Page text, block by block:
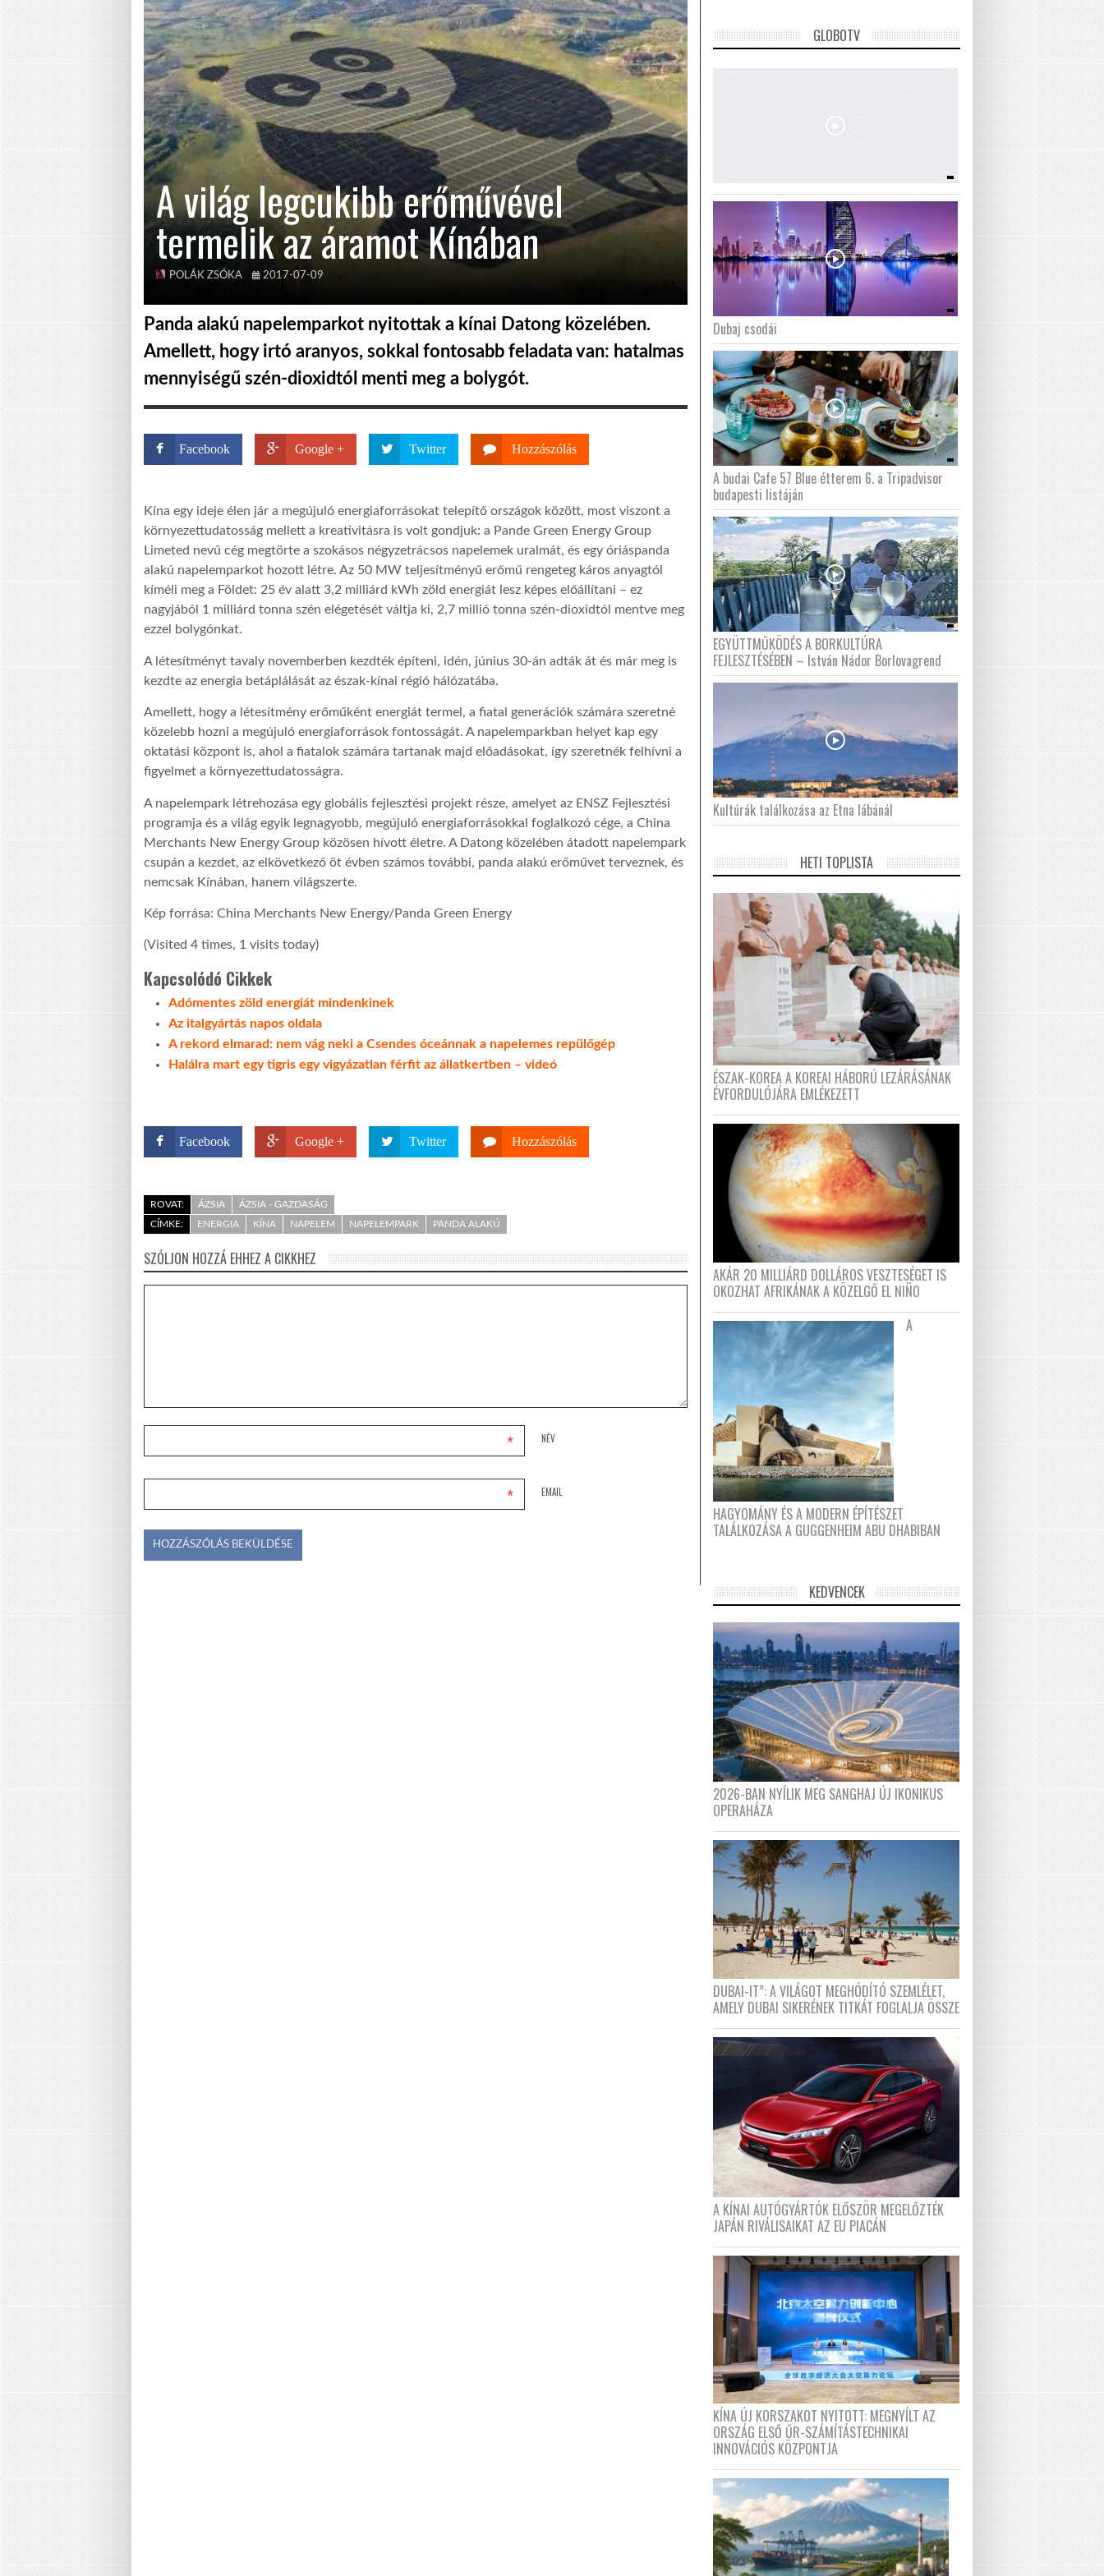
A világ legcukibb erőművével
termelik az áramot Kínában
POLÁK ZSÓKA 2017-07-09
Panda alakú napelemparkot nyitottak a kínai Datong közelében.
Amellett, hogy irtó aranyos, sokkal fontosabb feladata van: hatalmas
mennyiségű szén-dioxidtól menti meg a bolygót.
Facebook Google + Twitter Hozzászólás
Kína egy ideje élen jár a megújuló energiaforrásokat telepítő országok között, most viszont a
környezettudatosság mellett a kreativitásra is volt gondjuk: a Pande Green Energy Group
Limeted nevű cég megtörte a szokásos négyzetrácsos napelemek uralmát, és egy óriáspanda
alakú napelemparkot hozott létre. Az 50 MW teljesítményű erőmű rengeteg káros anyagtól
kíméli meg a Földet: 25 év alatt 3,2 milliárd kWh zöld energiát lesz képes előállítani – ez
nagyjából 1 milliárd tonna szén elégetését váltja ki, 2,7 millió tonna szén-dioxidtól mentve meg
ezzel bolygónkat.
A létesítményt tavaly novemberben kezdték építeni, idén, június 30-án adták át és már meg is
kezdte az energia betáplálását az észak-kínai régió hálózatába.
Amellett, hogy a létesítmény erőműként energiát termel, a fiatal generációk számára szeretné
közelebb hozni a megújuló energiaforrások fontosságát. A napelemparkban helyet kap egy
oktatási központ is, ahol a fiatalok számára tartanak majd előadásokat, így szeretnék felhívni a
figyelmet a környezettudatosságra.
A napelempark létrehozása egy globális fejlesztési projekt része, amelyet az ENSZ Fejlesztési
programja és a világ egyik legnagyobb, megújuló energiaforrásokkal foglalkozó cége, a China
Merchants New Energy Group közösen hívott életre. A Datong közelében átadott napelempark
csupán a kezdet, az elkövetkező öt évben számos további, panda alakú erőművet terveznek, és
nemcsak Kínában, hanem világszerte.
Kép forrása: China Merchants New Energy/Panda Green Energy
(Visited 4 times, 1 visits today)
Kapcsolódó Cikkek
Adómentes zöld energiát mindenkinek
Az italgyártás napos oldala
A rekord elmarad: nem vág neki a Csendes óceánnak a napelemes repülőgép
Halálra mart egy tigris egy vigyázatlan férfit az állatkertben – videó
Facebook Google + Twitter Hozzászólás
ROVAT: ÁZSIA
ÁZSIA - GAZDASÁG
CÍMKE:
ENERGIA KÍNA NAPELEM NAPELEMPARK PANDA ALAKÚ
SZÓLJON HOZZÁ EHHEZ A CIKKHEZ
NÉV
*
EMAIL
*
GLOBOTV
Dubaj csodái
A budai Cafe 57 Blue étterem 6. a Tripadvisor
budapesti listáján
EGYÜTTMŰKÖDÉS A BORKULTÚRA
FEJLESZTÉSÉBEN – István Nádor Borlovagrend
Kultúrák találkozása az Etna lábánál
HETI TOPLISTA
ÉSZAK-KOREA A KOREAI HÁBORÚ LEZÁRÁSÁNAK
ÉVFORDULÓJÁRA EMLÉKEZETT
AKÁR 20 MILLIÁRD DOLLÁROS VESZTESÉGET IS
OKOZHAT AFRIKÁNAK A KÖZELGŐ EL NIÑO
A
HAGYOMÁNY ÉS A MODERN ÉPÍTÉSZET
TALÁLKOZÁSA A GUGGENHEIM ABU DHABIBAN
KEDVENCEK
2026-BAN NYÍLIK MEG SANGHAJ ÚJ IKONIKUS
OPERAHÁZA
DUBAI-IT”: A VILÁGOT MEGHÓDÍTÓ SZEMLÉLET,
AMELY DUBAI SIKERÉNEK TITKÁT FOGLALJA ÖSSZE
A KÍNAI AUTÓGYÁRTÓK ELŐSZÖR MEGELŐZTÉK
JAPÁN RIVÁLISAIKAT AZ EU PIACÁN
KÍNA ÚJ KORSZAKOT NYITOTT: MEGNYÍLT AZ
ORSZÁG ELSŐ ŰR-SZÁMÍTÁSTECHNIKAI
INNOVÁCIÓS KÖZPONTJA